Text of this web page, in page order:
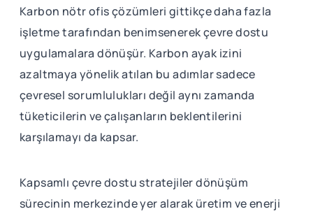
Karbon nötr ofis çözümleri gittikçe daha fazla
işletme tarafından benimsenerek çevre dostu
uygulamalara dönüşür. Karbon ayak izini
azaltmaya yönelik atılan bu adımlar sadece
çevresel sorumlulukları değil aynı zamanda
tüketicilerin ve çalışanların beklentilerini
karşılamayı da kapsar.
Kapsamlı çevre dostu stratejiler dönüşüm
sürecinin merkezinde yer alarak üretim ve enerji